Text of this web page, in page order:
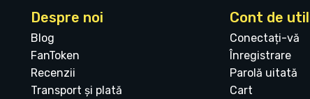
Despre noi
Blog
FanToken
Recenzii
Transport și plată
Cont de
Conectați-vă
Înregistrare
Parolă uitată
Cart